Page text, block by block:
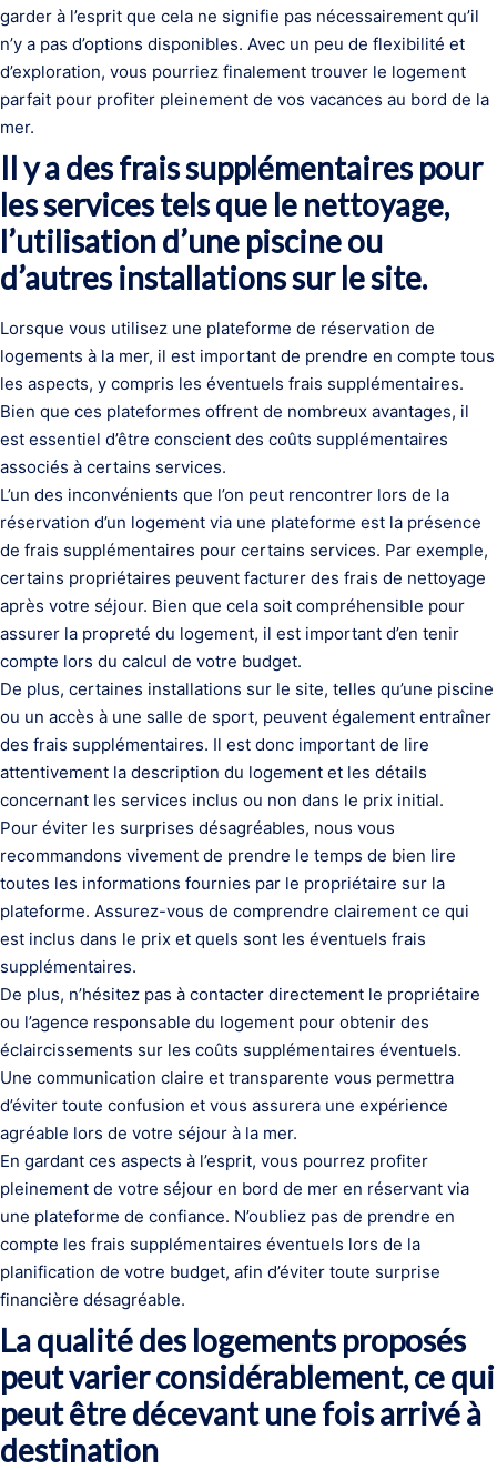
garder à l’esprit que cela ne signifie pas nécessairement qu’il
n’y a pas d’options disponibles. Avec un peu de flexibilité et
d’exploration, vous pourriez finalement trouver le logement
parfait pour profiter pleinement de vos vacances au bord de la
mer.
Il y a des frais supplémentaires pour
les services tels que le nettoyage,
l’utilisation d’une piscine ou
d’autres installations sur le site.
Lorsque vous utilisez une plateforme de réservation de
logements à la mer, il est important de prendre en compte tous
les aspects, y compris les éventuels frais supplémentaires.
Bien que ces plateformes offrent de nombreux avantages, il
est essentiel d’être conscient des coûts supplémentaires
associés à certains services.
L’un des inconvénients que l’on peut rencontrer lors de la
réservation d’un logement via une plateforme est la présence
de frais supplémentaires pour certains services. Par exemple,
certains propriétaires peuvent facturer des frais de nettoyage
après votre séjour. Bien que cela soit compréhensible pour
assurer la propreté du logement, il est important d’en tenir
compte lors du calcul de votre budget.
De plus, certaines installations sur le site, telles qu’une piscine
ou un accès à une salle de sport, peuvent également entraîner
des frais supplémentaires. Il est donc important de lire
attentivement la description du logement et les détails
concernant les services inclus ou non dans le prix initial.
Pour éviter les surprises désagréables, nous vous
recommandons vivement de prendre le temps de bien lire
toutes les informations fournies par le propriétaire sur la
plateforme. Assurez-vous de comprendre clairement ce qui
est inclus dans le prix et quels sont les éventuels frais
supplémentaires.
De plus, n’hésitez pas à contacter directement le propriétaire
ou l’agence responsable du logement pour obtenir des
éclaircissements sur les coûts supplémentaires éventuels.
Une communication claire et transparente vous permettra
d’éviter toute confusion et vous assurera une expérience
agréable lors de votre séjour à la mer.
En gardant ces aspects à l’esprit, vous pourrez profiter
pleinement de votre séjour en bord de mer en réservant via
une plateforme de confiance. N’oubliez pas de prendre en
compte les frais supplémentaires éventuels lors de la
planification de votre budget, afin d’éviter toute surprise
financière désagréable.
La qualité des logements proposés
peut varier considérablement, ce qui
peut être décevant une fois arrivé à
destination